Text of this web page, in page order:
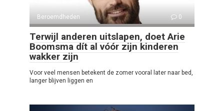
Beroemdheden 0
Terwijl anderen uitslapen, doet Arie
Boomsma dít al vóór zijn kinderen
wakker zijn
Voor veel mensen betekent de zomer vooral later naar bed,
langer blijven liggen en